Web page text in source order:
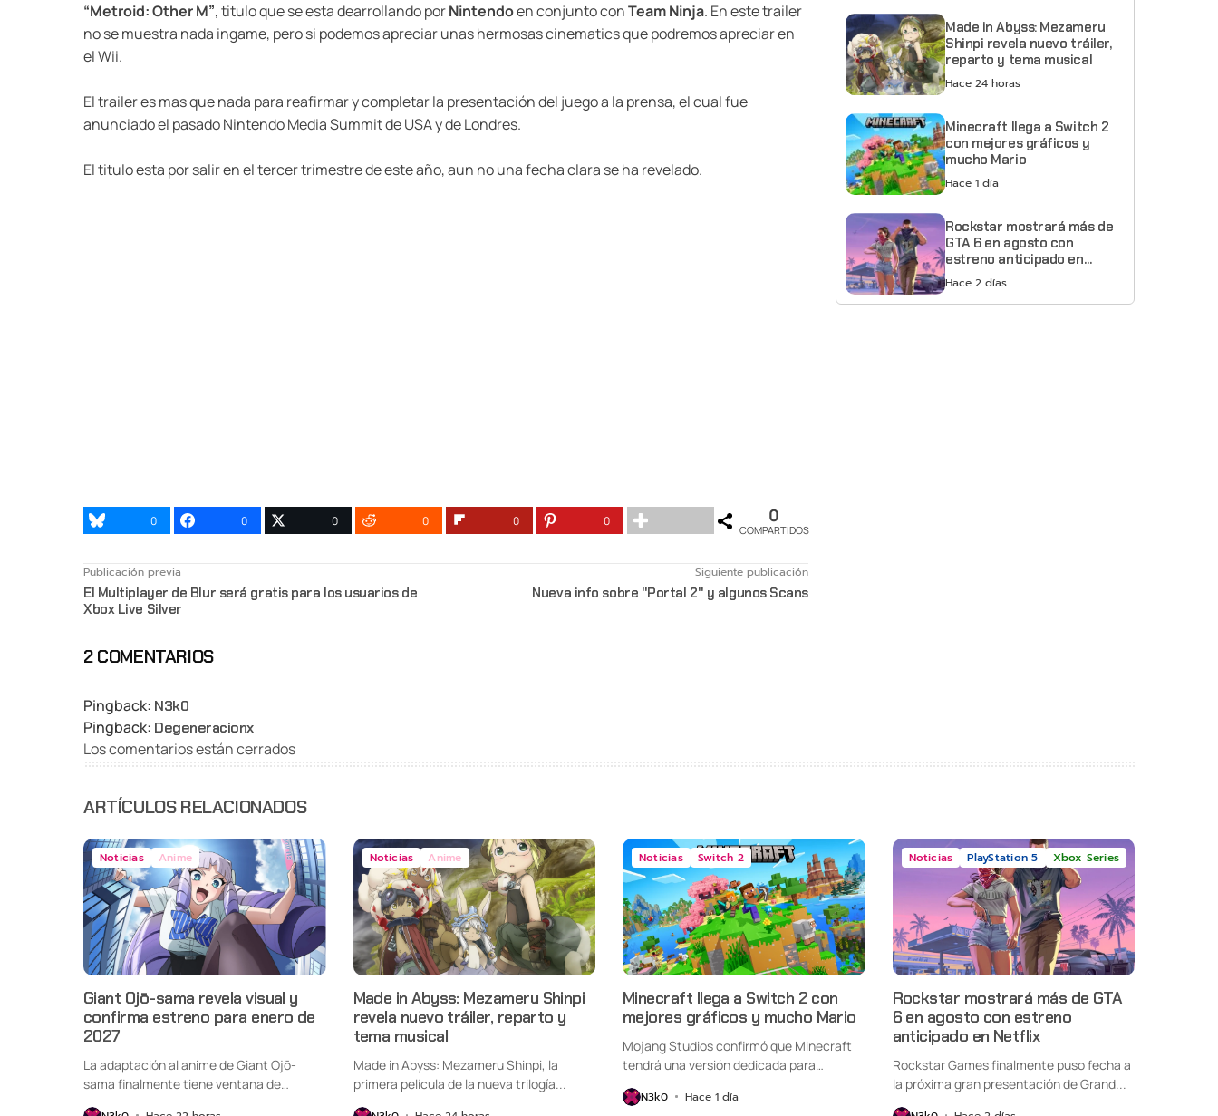
“Metroid: Other M”, titulo que se esta dearrollando porNintendoen conjunto conTeam Ninja. En este trailer
no se muestra nada ingame, pero si podemos apreciar unas hermosas cinematics que podremos apreciar en
el Wii.
El trailer es mas que nada para reafirmar y completar la presentación del juego a la prensa, el cual fue
anunciado el pasado Nintendo Media Summit de USA y de Londres.
El titulo esta por salir en el tercer trimestre de este año, aun no una fecha clara se ha revelado.
0 0 0 0 0 0 0
COMPARTIDOS
Publicación previa
El Multiplayer de Blur será gratis para los usuarios de
Xbox Live Silver
Siguiente publicación
Nueva info sobre "Portal 2" y algunos Scans
2 COMENTARIOS
Pingback: N3k0
Pingback: Degeneracionx
Los comentarios están cerrados
Made in Abyss: Mezameru
Shinpi revela nuevo tráiler,
reparto y tema musical
Hace 24 horas
Minecraft llega a Switch 2
con mejores gráficos y
mucho Mario
Hace 1 día
Rockstar mostrará más de
GTA 6 en agosto con
estreno anticipado en
Netflix
Hace 2 días
ARTÍCULOS RELACIONADOS
Noticias Anime
Giant Ojō-sama revela visual y
confirma estreno para enero de
2027
La adaptación al anime de Giant Ojō-
sama finalmente tiene ventana de
Noticias Anime
Made in Abyss: Mezameru Shinpi
revela nuevo tráiler, reparto y
tema musical
Made in Abyss: Mezameru Shinpi, la
primera película de la nueva trilogía...
Noticias Switch 2
Minecraft llega a Switch 2 con
mejores gráficos y mucho Mario
Mojang Studios confirmó que Minecraft
tendrá una versión dedicada para
N3k0 Hace 1 día
Noticias PlayStation 5 Xbox Series
Rockstar mostrará más de GTA
6 en agosto con estreno
anticipado en Netflix
Rockstar Games finalmente puso fecha a
la próxima gran presentación de Grand...